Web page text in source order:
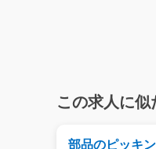
この求人に似
部品のピッキ